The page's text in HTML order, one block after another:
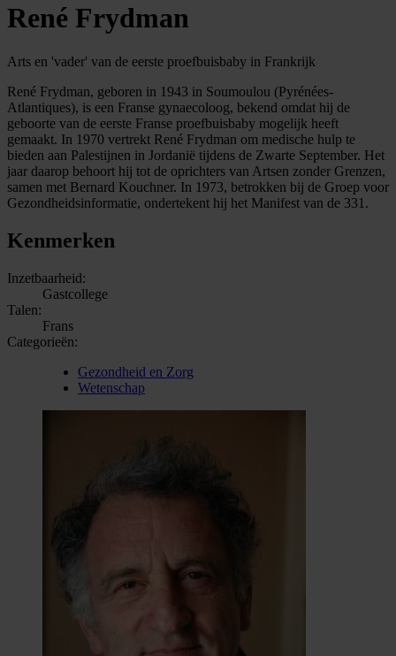
René Frydman
Arts en 'vader' van de eerste proefbuisbaby in Frankrijk
René Frydman, geboren in 1943 in Soumoulou (Pyrénées-
Atlantiques), is een Franse gynaecoloog, bekend omdat hij de
geboorte van de eerste Franse proefbuisbaby mogelijk heeft
gemaakt. In 1970 vertrekt René Frydman om medische hulp te
bieden aan Palestijnen in Jordanië tijdens de Zwarte September. Het
jaar daarop behoort hij tot de oprichters van Artsen zonder Grenzen,
samen met Bernard Kouchner. In 1973, betrokken bij de Groep voor
Gezondheidsinformatie, ondertekent hij het Manifest van de 331.
Kenmerken
Inzetbaarheid:
Gastcollege
Talen:
Frans
Categorieën:
Gezondheid en Zorg
Wetenschap